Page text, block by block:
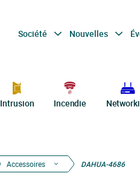
Société Nouvelles
Intrusion Incendie
Accessoires DAHUA-4686